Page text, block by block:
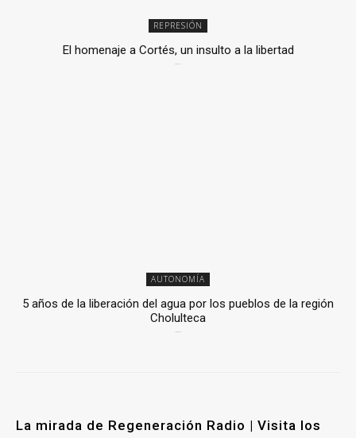
REPRESIÓN
El homenaje a Cortés, un insulto a la libertad
AUTONOMÍA
5 años de la liberación del agua por los pueblos de la región
Cholulteca
La mirada de Regeneración Radio | Visita los